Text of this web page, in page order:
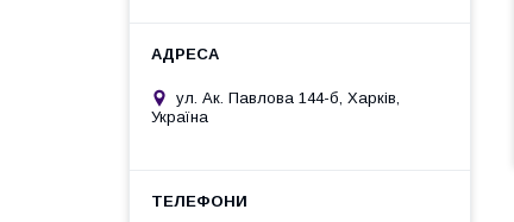
ул. Ак. Павлова 144-б, Харків,
Україна